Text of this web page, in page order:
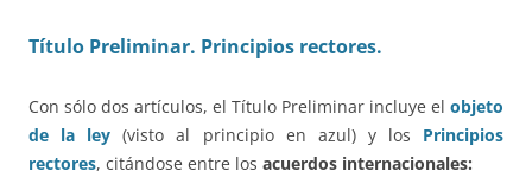
Título Preliminar. Principios rectores.
Con sólo dos artículos, el Título Preliminar incluye el objeto
de la ley (visto al principio en azul) y los Principios
rectores, citándose entre los acuerdos internacionales: